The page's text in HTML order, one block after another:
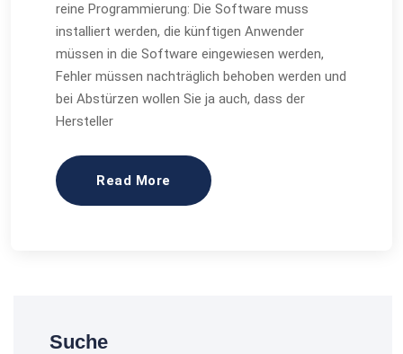
reine Programmierung: Die Software muss
installiert werden, die künftigen Anwender
müssen in die Software eingewiesen werden,
Fehler müssen nachträglich behoben werden und
bei Abstürzen wollen Sie ja auch, dass der
Hersteller
Read More
Suche